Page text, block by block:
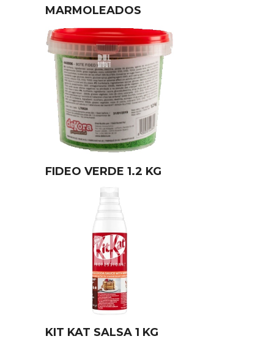
MARMOLEADOS
FIDEO VERDE 1.2 KG
KIT KAT SALSA 1 KG